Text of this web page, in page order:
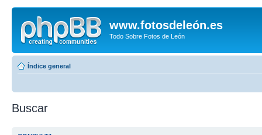
www.fotosdeleón.es
Todo Sobre Fotos de León
Índice general
Buscar